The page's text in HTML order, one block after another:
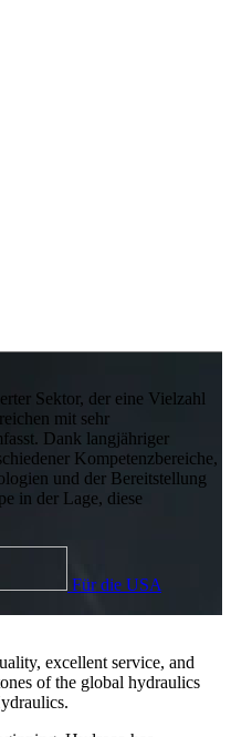
Sektor, der eine Vielzahl
mit sehr
Dank langjähriger
Kompetenzbereiche,
und der Bereitstellung
in der Lage, diese
Für die USA
excellent service, and
of the global hydraulics